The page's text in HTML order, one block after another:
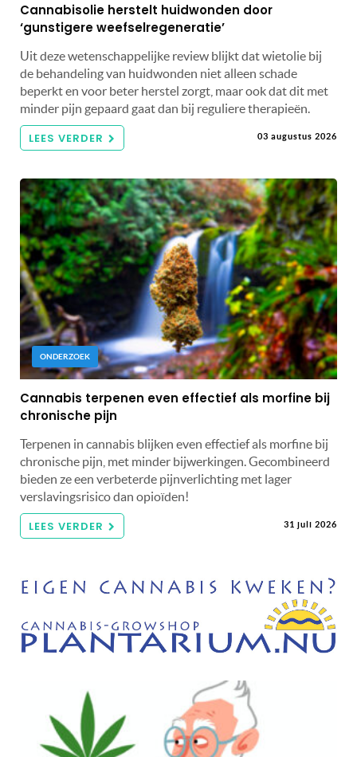
Cannabisolie herstelt huidwonden door
‘gunstigere weefselregeneratie’
Uit deze wetenschappelijke review blijkt dat wietolie bij
de behandeling van huidwonden niet alleen schade
beperkt en voor beter herstel zorgt, maar ook dat dit met
minder pijn gepaard gaat dan bij reguliere therapieën.
LEES VERDER 03 augustus 2026
ONDERZOEK
Cannabis terpenen even effectief als morfine bij
chronische pijn
Terpenen in cannabis blijken even effectief als morfine bij
chronische pijn, met minder bijwerkingen. Gecombineerd
bieden ze een verbeterde pijnverlichting met lager
verslavingsrisico dan opioïden!
LEES VERDER 31 juli 2026